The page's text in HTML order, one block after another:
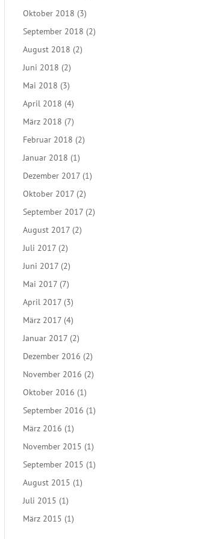
Oktober 2018 (3)
September 2018 (2)
August 2018 (2)
Juni 2018 (2)
Mai 2018 (3)
April 2018 (4)
März 2018 (7)
Februar 2018 (2)
Januar 2018 (1)
Dezember 2017 (1)
Oktober 2017 (2)
September 2017 (2)
August 2017 (2)
Juli 2017 (2)
Juni 2017 (2)
Mai 2017 (7)
April 2017 (3)
März 2017 (4)
Januar 2017 (2)
Dezember 2016 (2)
November 2016 (2)
Oktober 2016 (1)
September 2016 (1)
März 2016 (1)
November 2015 (1)
September 2015 (1)
August 2015 (1)
Juli 2015 (1)
März 2015 (1)